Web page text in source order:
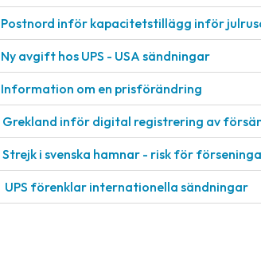
Postnord inför kapacitetstillägg inför
Ny avgift hos UPS - USA sändningar
Information om en prisförändring
Grekland inför digital registrering av
Strejk i svenska hamnar - risk för
UPS förenklar internationella sändningar